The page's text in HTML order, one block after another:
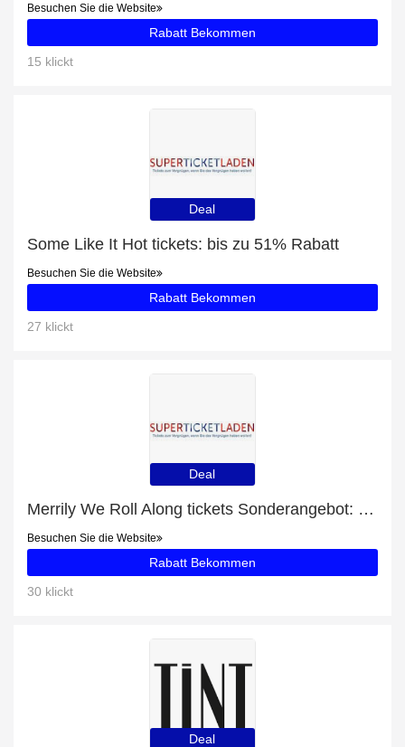
Besuchen Sie die Website
Rabatt Bekommen
15 klickt
Deal
Some Like It Hot tickets: bis zu 51% Rabatt
Besuchen Sie die Website
Rabatt Bekommen
27 klickt
Deal
Merrily We Roll Along tickets Sonderangebot: bis zu 8% Rabatt
Besuchen Sie die Website
Rabatt Bekommen
30 klickt
Deal